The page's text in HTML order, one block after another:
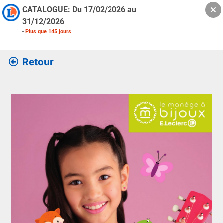
CATALOGUE: Du 17/02/2026 au
31/12/2026
- Plus que 145 jours
Retour